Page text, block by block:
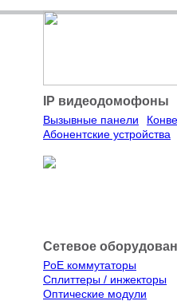
21 700 руб.
IP видеодомофоны
Вызывные панели
Абонентские устройства
Сетевое
PoE коммутаторы
Сплиттеры / инжекторы
Оптические модули